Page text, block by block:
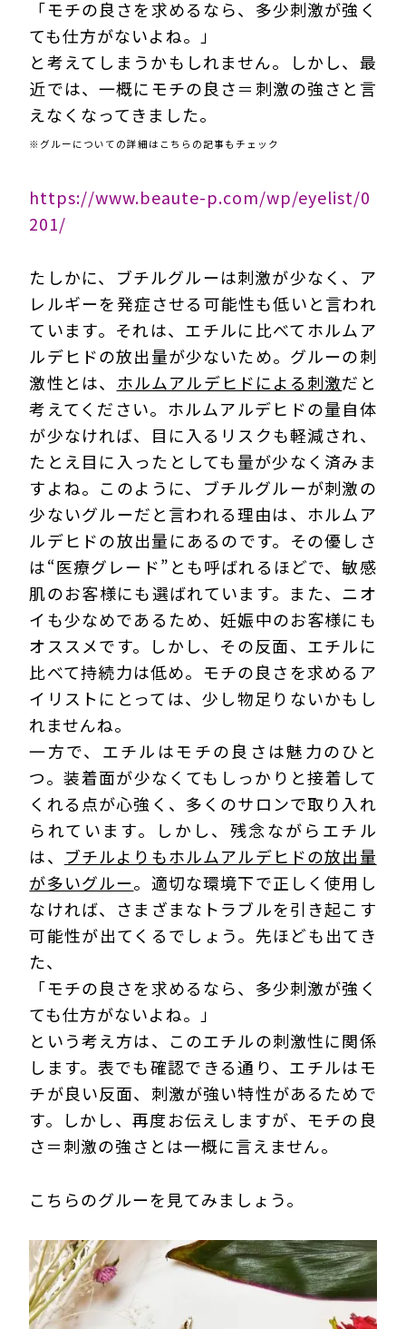
「モチの良さを求めるなら、多少刺激が強く
ても仕方がないよね。」
と考えてしまうかもしれません。しかし、最
近では、一概にモチの良さ＝刺激の強さと言
えなくなってきました。
※グルーについての詳細はこちらの記事もチェック
https://www.beaute-p.com/wp/eyelist/0
201/
たしかに、ブチルグルーは刺激が少なく、ア
レルギーを発症させる可能性も低いと言われ
ています。それは、エチルに比べてホルムア
ルデヒドの放出量が少ないため。グルーの刺
激性とは、 ホルムアルデヒドによる刺激だと
考えてください。ホルムアルデヒドの量自体
が少なければ、目に入るリスクも軽減され、
たとえ目に入ったとしても量が少なく済みま
すよね。このように、ブチルグルーが刺激の
少ないグルーだと言われる理由は、ホルムア
ルデヒドの放出量にあるのです。その優しさ
は“医療グレード”とも呼ばれるほどで、敏感
肌のお客様にも選ばれています。また、ニオ
イも少なめであるため、妊娠中のお客様にも
オススメです。しかし、その反面、エチルに
比べて持続力は低め。モチの良さを求めるア
イリストにとっては、少し物足りないかもし
れませんね。
一方で、エチルはモチの良さは魅力のひと
つ。装着面が少なくてもしっかりと接着して
くれる点が心強く、多くのサロンで取り入れ
られています。しかし、残念ながらエチル
は、 ブチルよりもホルムアルデヒドの放出量
が多いグルー。適切な環境下で正しく使用し
なければ、さまざまなトラブルを引き起こす
可能性が出てくるでしょう。先ほども出てき
た、
「モチの良さを求めるなら、多少刺激が強く
ても仕方がないよね。」
という考え方は、このエチルの刺激性に関係
します。表でも確認できる通り、エチルはモ
チが良い反面、刺激が強い特性があるためで
す。しかし、再度お伝えしますが、モチの良
さ＝刺激の強さとは一概に言えません。
こちらのグルーを見てみましょう。